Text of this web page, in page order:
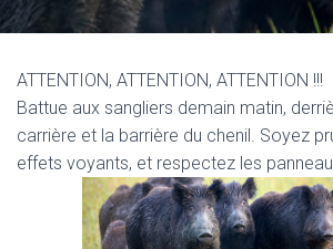
ATTENTION, ATTENTION, ATTENTION !!!
Battue aux sangliers demain matin,
carrière et la barrière du chenil. Soyez
effets voyants, et respectez les